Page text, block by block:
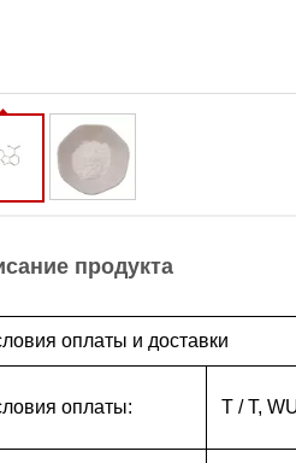
продукта
оплаты и доставки
оплаты: T / T,